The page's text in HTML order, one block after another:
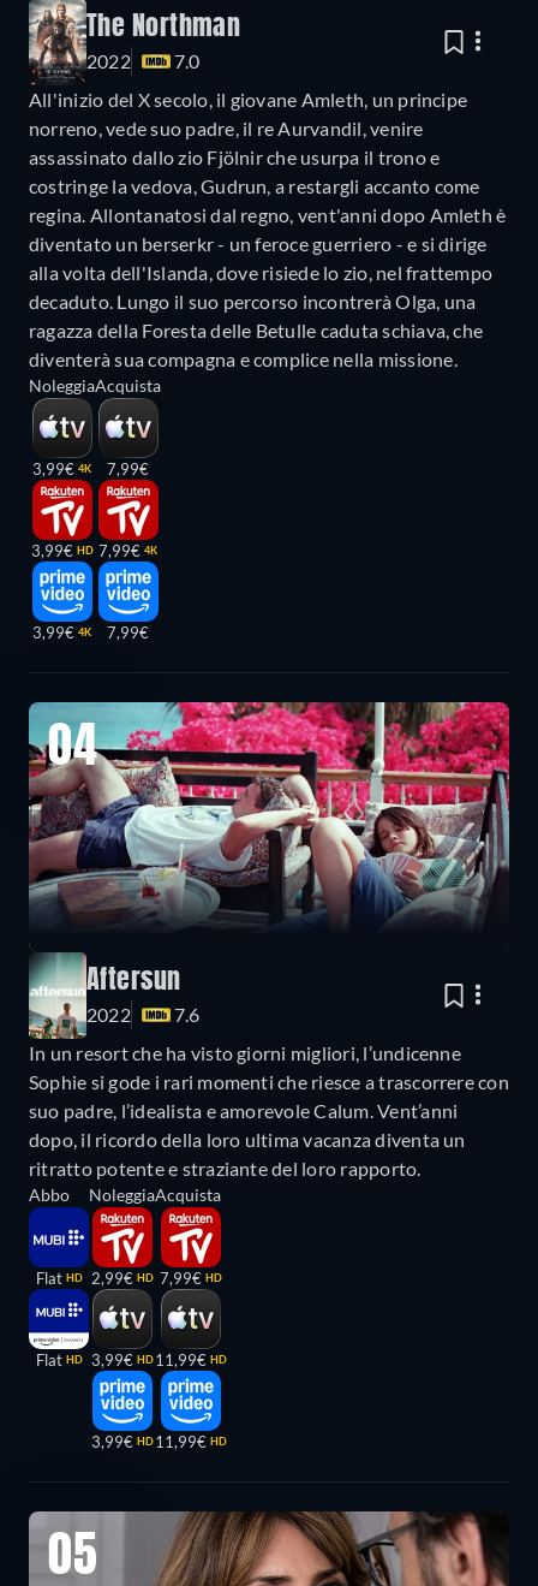
The Northman
2022
7.0
All'inizio del X secolo, il giovane Amleth, un principe
norreno, vede suo padre, il re Aurvandil, venire
assassinato dallo zio Fjölnir che usurpa il trono e
costringe la vedova, Gudrun, a restargli accanto come
regina. Allontanatosi dal regno, vent'anni dopo Amleth è
diventato un berserkr - un feroce guerriero - e si dirige
alla volta dell'Islanda, dove risiede lo zio, nel frattempo
decaduto. Lungo il suo percorso incontrerà Olga, una
ragazza della Foresta delle Betulle caduta schiava, che
diventerà sua compagna e complice nella missione.
Noleggia
3,99€ 4K
3,99€ HD
3,99€ 4K
Acquista
7,99€
7,99€ 4K
7,99€
04
Aftersun
2022
7.6
In un resort che ha visto giorni migliori, l’undicenne
Sophie si gode i rari momenti che riesce a trascorrere con
suo padre, l’idealista e amorevole Calum. Vent’anni
dopo, il ricordo della loro ultima vacanza diventa un
ritratto potente e straziante del loro rapporto.
Abbo
Flat HD
Flat HD
Noleggia
2,99€ HD
3,99€ HD
3,99€ HD
Acquista
7,99€ HD
11,99€ HD
11,99€ HD
05